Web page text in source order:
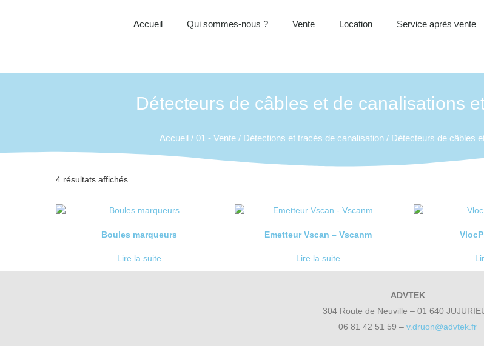
Accueil Qui sommes-nous ? Vente Location Service après vente
Détecteurs de câbles et de canalisations
Accueil/ 01 - Vente/ Détections et tracés de canalisation/ Détecteurs de câbles
4 résultats affichés
Boules marqueurs
Lire la suite
Emetteur Vscan – Vscanm
Lire la suite
ADVTEK
304 Route de Neuville – 01 640
06 81 42 51 59 – v.druon@advtek.fr